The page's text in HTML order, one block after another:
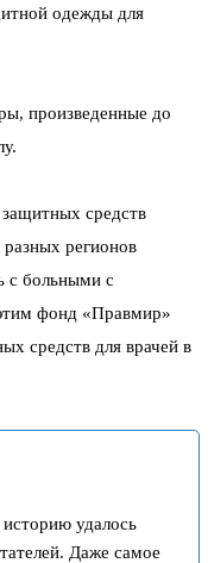
одежды для
произведенные до
средств
регионов
с больными с
фонд «Правмир»
средств для врачей в
удалось
Даже самое